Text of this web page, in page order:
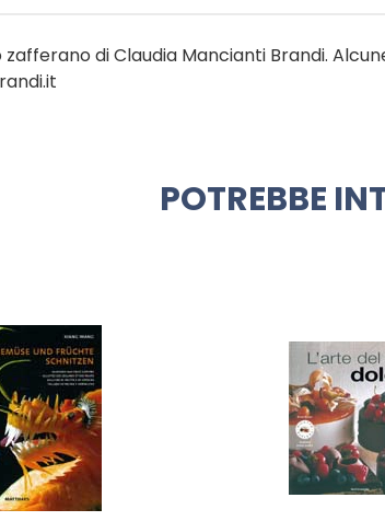
di Claudia Mancianti Brandi.
POTREBBE